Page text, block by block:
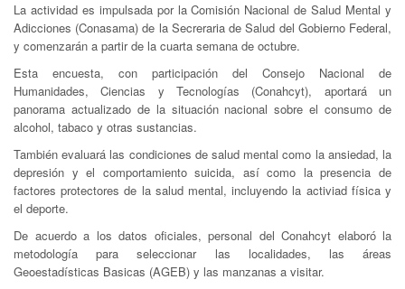
La actividad es impulsada por la Comisión Nacional de Salud Mental y
Adicciones (Conasama) de la Secreraria de Salud del Gobierno Federal,
y comenzarán a partir de la cuarta semana de octubre.
Esta encuesta, con participación del Consejo Nacional de
Humanidades, Ciencias y Tecnologías (Conahcyt), aportará un
panorama actualizado de la situación nacional sobre el consumo de
alcohol, tabaco y otras sustancias.
También evaluará las condiciones de salud mental como la ansiedad, la
depresión y el comportamiento suicida, así como la presencia de
factores protectores de la salud mental, incluyendo la activiad física y
el deporte.
De acuerdo a los datos oficiales, personal del Conahcyt elaboró la
metodología para seleccionar las localidades, las áreas
Geoestadísticas Basicas (AGEB) y las manzanas a visitar.